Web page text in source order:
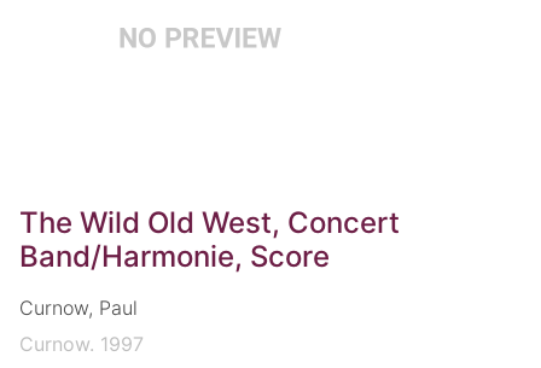
The Wild Old West, Concert
Band/Harmonie, Score
Curnow, Paul
Curnow. 1997